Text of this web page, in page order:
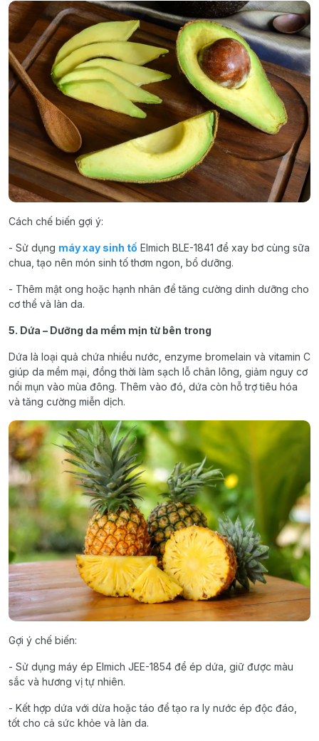
Cách chế biến gợi ý:
- Sử dụng máy xay sinh tố Elmich BLE-1841 để xay bơ cùng sữa
chua, tạo nên món sinh tố thơm ngon, bổ dưỡng.
- Thêm mật ong hoặc hạnh nhân để tăng cường dinh dưỡng cho
cơ thể và làn da.
5. Dứa – Dưỡng da mềm mịn từ bên trong
Dứa là loại quả chứa nhiều nước, enzyme bromelain và vitamin C
giúp da mềm mại, đồng thời làm sạch lỗ chân lông, giảm nguy cơ
nổi mụn vào mùa đông. Thêm vào đó, dứa còn hỗ trợ tiêu hóa
và tăng cường miễn dịch.
Gợi ý chế biến:
- Sử dụng máy ép Elmich JEE-1854 để ép dứa, giữ được màu
sắc và hương vị tự nhiên.
- Kết hợp dứa với dừa hoặc táo để tạo ra ly nước ép độc đáo,
tốt cho cả sức khỏe và làn da.